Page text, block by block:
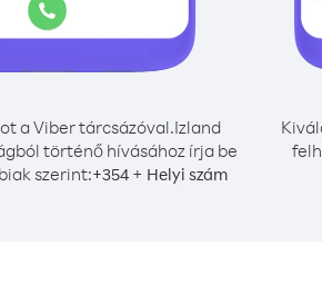
a Viber tárcsázóval.Izland
történő hívásához írja be
szerint:+354 + Helyi szám